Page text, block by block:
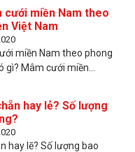
cưới miền Nam theo
Việt Nam
miền Nam theo phong
Mâm cưới miền...
hay lẻ? Số lượng
hay lẽ? Số lượng bao